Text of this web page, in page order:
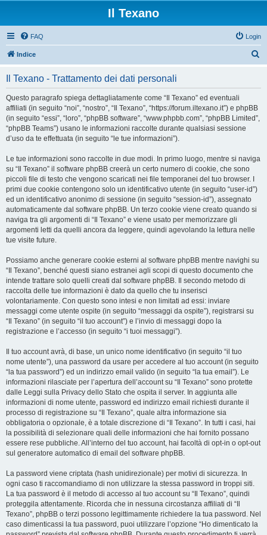
Il Texano
FAQ Login
Indice
Il Texano - Trattamento dei dati personali
Questo paragrafo spiega dettagliatamente come “Il Texano” ed eventuali
affiliati (in seguito “noi”, “nostro”, “Il Texano”, “https://forum.iltexano.it”) e phpBB
(in seguito “essi”, “loro”, “phpBB software”, “www.phpbb.com”, “phpBB Limited”,
“phpBB Teams”) usano le informazioni raccolte durante qualsiasi sessione
d’uso da te effettuata (in seguito “le tue informazioni”).
Le tue informazioni sono raccolte in due modi. In primo luogo, mentre si naviga
su “Il Texano” il software phpBB creerà un certo numero di cookie, che sono
piccoli file di testo che vengono scaricati nei file temporanei del tuo browser. I
primi due cookie contengono solo un identificativo utente (in seguito “user-id”)
ed un identificativo anonimo di sessione (in seguito “session-id”), assegnato
automaticamente dal software phpBB. Un terzo cookie viene creato quando si
naviga tra gli argomenti di “Il Texano” e viene usato per memorizzare gli
argomenti letti da quelli ancora da leggere, quindi agevolando la lettura nelle
tue visite future.
Possiamo anche generare cookie esterni al software phpBB mentre navighi su
“Il Texano”, benché questi siano estranei agli scopi di questo documento che
intende trattare solo quelli creati dal software phpBB. Il secondo metodo di
raccolta delle tue informazioni è dato da quello che tu inserisci
volontariamente. Con questo sono intesi e non limitati ad essi: inviare
messaggi come utente ospite (in seguito “messaggi da ospite”), registrarsi su
“Il Texano” (in seguito “il tuo account”) e l’invio di messaggi dopo la
registrazione e l’accesso (in seguito “i tuoi messaggi”).
Il tuo account avrà, di base, un unico nome identificativo (in seguito “il tuo
nome utente”), una password da usare per accedere al tuo account (in seguito
“la tua password”) ed un indirizzo email valido (in seguito “la tua email”). Le
informazioni rilasciate per l’apertura dell’account su “Il Texano” sono protette
dalle Leggi sulla Privacy dello Stato che ospita il server. In aggiunta alle
informazioni di nome utente, password ed indirizzo email richiesti durante il
processo di registrazione su “Il Texano”, quale altra informazione sia
obbligatoria o opzionale, è a totale discrezione di “Il Texano”. In tutti i casi, hai
la possibilità di selezionare quali delle informazioni che hai fornito possano
essere rese pubbliche. All’interno del tuo account, hai facoltà di opt-in o opt-out
sul generatore automatico di email del software phpBB.
La password viene criptata (hash unidirezionale) per motivi di sicurezza. In
ogni caso ti raccomandiamo di non utilizzare la stessa password in troppi siti.
La tua password è il metodo di accesso al tuo account su “Il Texano”, quindi
proteggila attentamente. Ricorda che in nessuna circostanza affiliati di “Il
Texano”, phpBB o terzi possono legittimamente richiedere la tua password. Nel
caso dimenticassi la tua password, puoi utilizzare l’opzione “Ho dimenticato la